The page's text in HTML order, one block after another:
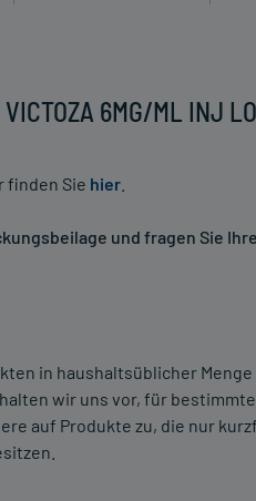
6MG/ML INJ
finden Sie hier
und fragen Sie
in haushaltsüblicher Menge
wir uns vor, für
auf Produkte zu, die nur